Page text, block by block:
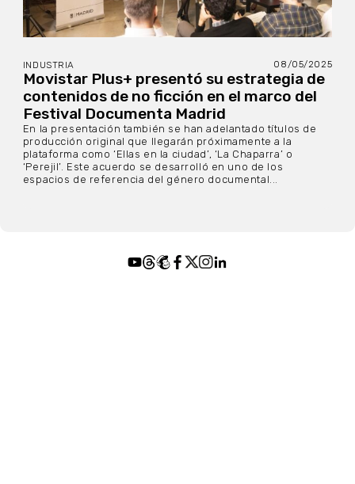
INDUSTRIA 08/05/2025
Movistar Plus+ presentó su estrategia de
contenidos de no ficción en el marco del
Festival Documenta Madrid
En la presentación también se han adelantado títulos de
producción original que llegarán próximamente a la
plataforma como ‘Ellas en la ciudad’, ‘La Chaparra’ o
‘Perejil’. Este acuerdo se desarrolló en uno de los
espacios de referencia del género documental...